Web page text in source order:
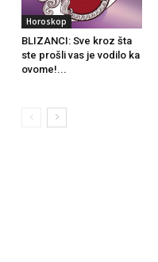
Horoskop
BLIZANCI: Sve kroz šta
ste prošli vas je vodilo ka
ovome!...